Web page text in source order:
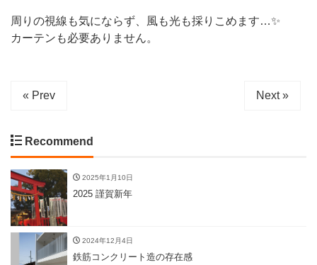
周りの視線も気にならず、風も光も採りこめます…✨
カーテンも必要ありません。
« Prev Next »
Recommend
2025年1月10日
2025 謹賀新年
2024年12月4日
鉄筋コンクリート造の存在感